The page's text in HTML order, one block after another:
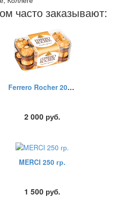
часто заказывают:
Ferrero Rocher 200 гр.
2 000 руб.
MERCI 250 гр.
1 500 руб.